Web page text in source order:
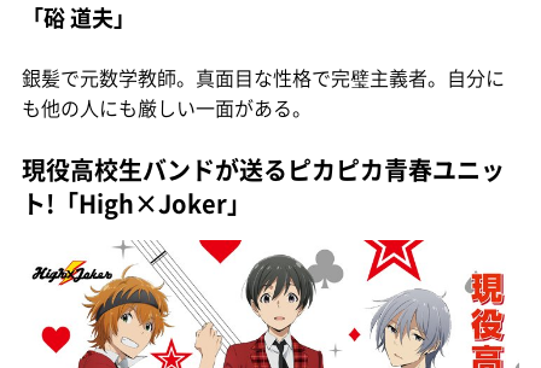
「硲 道夫」
銀髪で元数学教師。真面目な性格で完璧主義者。自分に
も他の人にも厳しい一面がある。
現役高校生バンドが送るピカピカ青春ユニッ
ト!「High×Joker」